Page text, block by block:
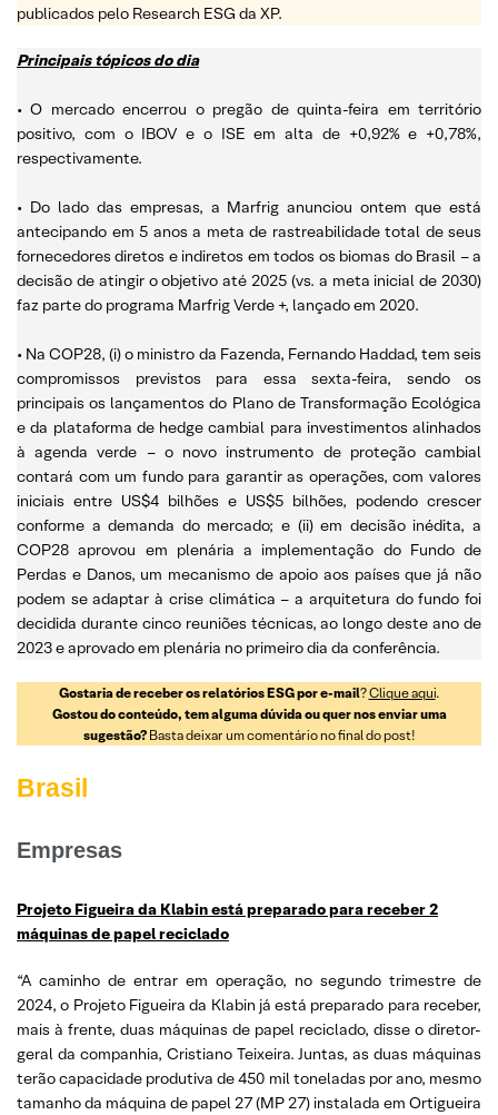
publicados pelo Research ESG da XP.
Principais tópicos do dia
• O mercado encerrou o pregão de quinta-feira em território
positivo, com o IBOV e o ISE em alta de +0,92% e +0,78%,
respectivamente.
• Do lado das empresas, a Marfrig anunciou ontem que está
antecipando em 5 anos a meta de rastreabilidade total de seus
fornecedores diretos e indiretos em todos os biomas do Brasil – a
decisão de atingir o objetivo até 2025 (vs. a meta inicial de 2030)
faz parte do programa Marfrig Verde +, lançado em 2020.
• Na COP28, (i) o ministro da Fazenda, Fernando Haddad, tem seis
compromissos previstos para essa sexta-feira, sendo os
principais os lançamentos do Plano de Transformação Ecológica
e da plataforma de hedge cambial para investimentos alinhados
à agenda verde – o novo instrumento de proteção cambial
contará com um fundo para garantir as operações, com valores
iniciais entre US$4 bilhões e US$5 bilhões, podendo crescer
conforme a demanda do mercado; e (ii) em decisão inédita, a
COP28 aprovou em plenária a implementação do Fundo de
Perdas e Danos, um mecanismo de apoio aos países que já não
podem se adaptar à crise climática – a arquitetura do fundo foi
decidida durante cinco reuniões técnicas, ao longo deste ano de
2023 e aprovado em plenária no primeiro dia da conferência.
Gostaria de receber os relatórios ESG por e-mail?Clique aqui.
Gostou do conteúdo, tem alguma dúvida ou quer nos enviar uma
sugestão?Basta deixar um comentário no final do post!
Brasil
Empresas
Projeto Figueira da Klabin está preparado para receber 2
máquinas de papel reciclado
“A caminho de entrar em operação, no segundo trimestre de
2024, o Projeto Figueira da Klabin já está preparado para receber,
mais à frente, duas máquinas de papel reciclado, disse o diretor-
geral da companhia, Cristiano Teixeira. Juntas, as duas máquinas
terão capacidade produtiva de 450 mil toneladas por ano, mesmo
tamanho da máquina de papel 27 (MP 27) instalada em Ortigueira